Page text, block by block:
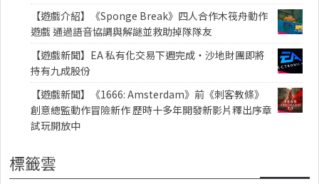
【遊戲介紹】《Sponge Break》四人合作木筏舟動作
遊戲 通過語音協調與解謎並救助掉隊隊友
【遊戲新聞】EA 私有化交易下週完成・沙地財團即將
持有九成股份
【遊戲新聞】《1666: Amsterdam》前《刺客教條》
創意總監動作冒險新作 歷時十多年開發新影片釋出序章
試玩開放中
標籤雲